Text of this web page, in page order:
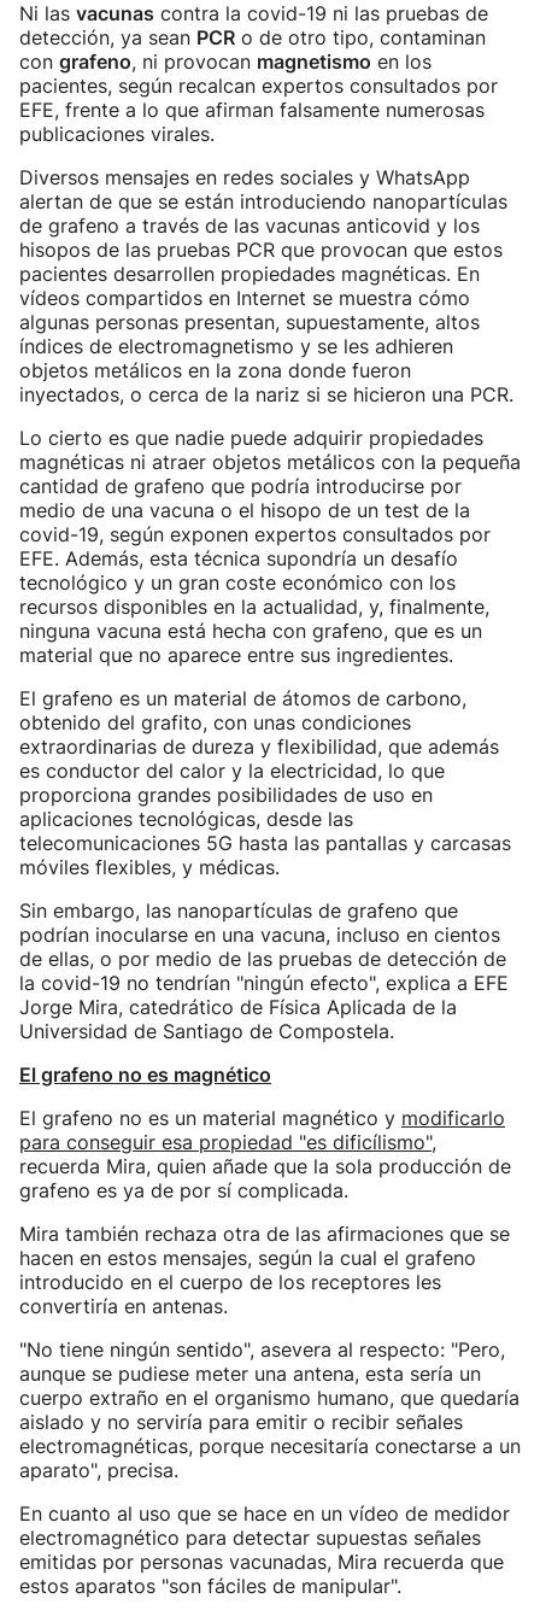
Ni las vacunas contra la covid-19 ni las pruebas de
detección, ya sean PCR o de otro tipo, contaminan
con grafeno, ni provocan magnetismo en los
pacientes, según recalcan expertos consultados por
EFE, frente a lo que afirman falsamente numerosas
publicaciones virales.
Diversos mensajes en redes sociales y WhatsApp
alertan de que se están introduciendo nanopartículas
de grafeno a través de las vacunas anticovid y los
hisopos de las pruebas PCR que provocan que estos
pacientes desarrollen propiedades magnéticas. En
vídeos compartidos en Internet se muestra cómo
algunas personas presentan, supuestamente, altos
índices de electromagnetismo y se les adhieren
objetos metálicos en la zona donde fueron
inyectados, o cerca de la nariz si se hicieron una PCR.
Lo cierto es que nadie puede adquirir propiedades
magnéticas ni atraer objetos metálicos con la pequeña
cantidad de grafeno que podría introducirse por
medio de una vacuna o el hisopo de un test de la
covid-19, según exponen expertos consultados por
EFE. Además, esta técnica supondría un desafío
tecnológico y un gran coste económico con los
recursos disponibles en la actualidad, y, finalmente,
ninguna vacuna está hecha con grafeno, que es un
material que no aparece entre sus ingredientes.
El grafeno es un material de átomos de carbono,
obtenido del grafito, con unas condiciones
extraordinarias de dureza y flexibilidad, que además
es conductor del calor y la electricidad, lo que
proporciona grandes posibilidades de uso en
aplicaciones tecnológicas, desde las
telecomunicaciones 5G hasta las pantallas y carcasas
móviles flexibles, y médicas.
Sin embargo, las nanopartículas de grafeno que
podrían inocularse en una vacuna, incluso en cientos
de ellas, o por medio de las pruebas de detección de
la covid-19 no tendrían "ningún efecto", explica a EFE
Jorge Mira, catedrático de Física Aplicada de la
Universidad de Santiago de Compostela.
El grafeno no es magnético
El grafeno no es un material magnético y modificarlo
para conseguir esa propiedad "es dificílismo",
recuerda Mira, quien añade que la sola producción de
grafeno es ya de por sí complicada.
Mira también rechaza otra de las afirmaciones que se
hacen en estos mensajes, según la cual el grafeno
introducido en el cuerpo de los receptores les
convertiría en antenas.
"No tiene ningún sentido", asevera al respecto: "Pero,
aunque se pudiese meter una antena, esta sería un
cuerpo extraño en el organismo humano, que quedaría
aislado y no serviría para emitir o recibir señales
electromagnéticas, porque necesitaría conectarse a un
aparato", precisa.
En cuanto al uso que se hace en un vídeo de medidor
electromagnético para detectar supuestas señales
emitidas por personas vacunadas, Mira recuerda que
estos aparatos "son fáciles de manipular".